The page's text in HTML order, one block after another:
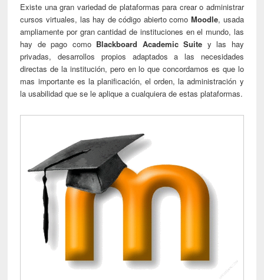
Existe una gran variedad de plataformas para crear o administrar
cursos virtuales, las hay de código abierto como Moodle, usada
ampliamente por gran cantidad de instituciones en el mundo, las
hay de pago como Blackboard Academic Suite y las hay
privadas, desarrollos propios adaptados a las necesidades
directas de la institución, pero en lo que concordamos es que lo
mas importante es la planificación, el orden, la administración y
la usabilidad que se le aplique a cualquiera de estas plataformas.